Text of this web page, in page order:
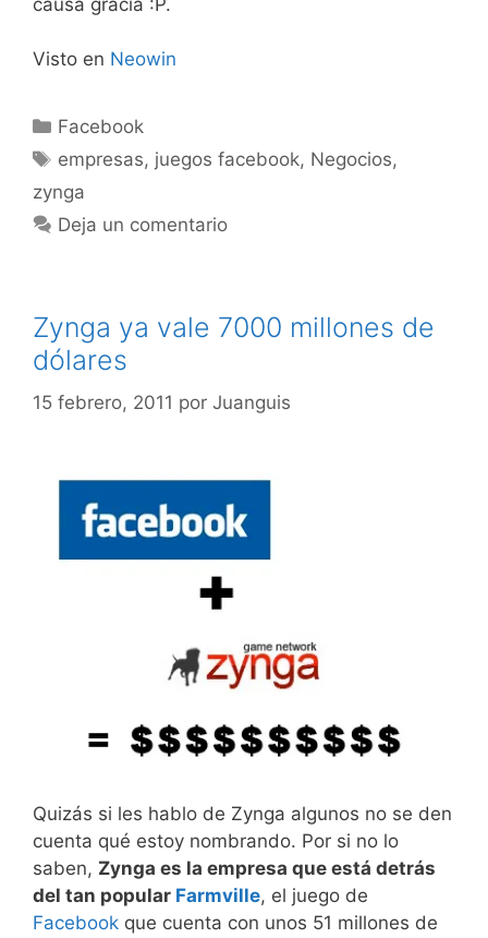
Visto en Neowin
Categorías
Facebook
Etiquetas
empresas, juegos facebook, Negocios,
zynga
Deja un comentario
Zynga ya vale 7000 millones de
dólares
15 febrero, 2011 por Juanguis
Quizás si les hablo de Zynga algunos no se den
cuenta qué estoy nombrando. Por si no lo
saben, Zynga es la empresa que está detrás
del tan popular Farmville, el juego de
Facebook que cuenta con unos 51 millones de